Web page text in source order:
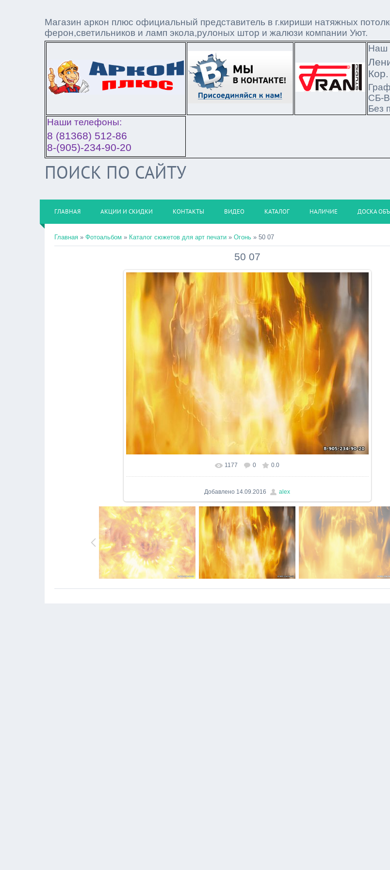
Магазин аркон плюс официальный представитель в г.кириши натяжных
ферон,светильников и ламп экола,рулоных штор и жалюзи компании Уют.
Наш
СБ-
Без
Наши телефоны:
8 (81368) 512-86
8-(905)-234-90-20
ПОИСК ПО САЙТУ
ГЛАВНАЯ АКЦИИ И СКИДКИ КОНТАКТЫ ВИДЕО КАТАЛОГ НАЛИЧИЕ ДОСКА
Главная » Фотоальбом » Каталог сюжетов для арт печати » Огонь » 50 07
50 07
В реальном размере 640x480
1177 0 0.0
Добавлено 14.09.2016 alex